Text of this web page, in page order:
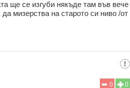
ще се изгуби някъде там във вече
мизерства на старото си ниво /от
0
0